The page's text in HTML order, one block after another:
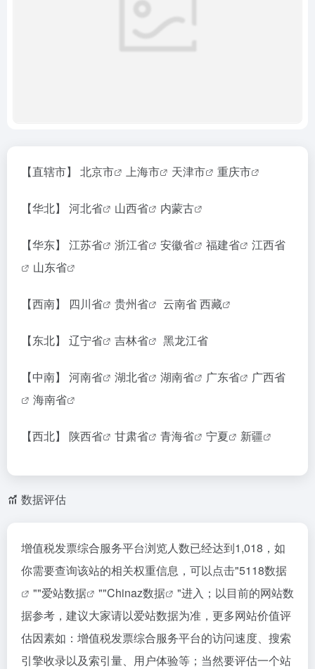
【直辖市】 北京市 上海市 天津市 重庆市
【华北】 河北省 山西省 内蒙古
【华东】 江苏省 浙江省 安徽省 福建省
江西省
山东省
【西南】 四川省 贵州省 云南省西藏
【东北】 辽宁省 吉林省 黑龙江省
【中南】 河南省 湖北省 湖南省 广东省
广西省
海南省
【西北】 陕西省 甘肃省 青海省 宁夏 新疆
数据评估
增值税发票综合服务平台浏览人数已经达到1,018，如
你需要查询该站的相关权重信息，可以点击"5118数据
""爱站数据 ""Chinaz数据
"进入；以目前的网站数
据参考，建议大家请以爱站数据为准，更多网站价值评
估因素如：增值税发票综合服务平台的访问速度、搜索
引擎收录以及索引量、用户体验等；当然要评估一个站